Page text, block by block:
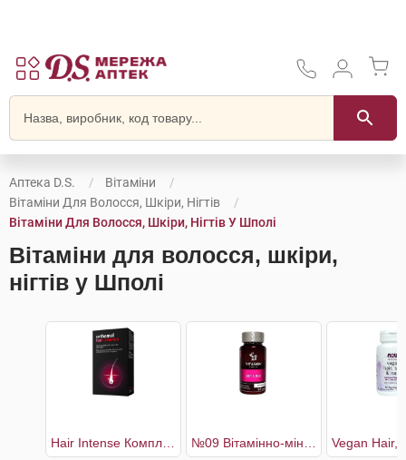
Аптека D.S.
Вітаміни
Вітаміни Для Волосся, Шкіри, Нігтів
Вітаміни Для Волосся, Шкіри, Нігтів У Шполі
Вітаміни для волосся, шкіри,
нігтів у Шполі